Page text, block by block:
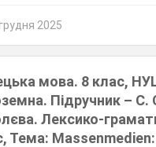
2025
мова. 8 клас,
Підручник – С.
Лексико-
Тема: